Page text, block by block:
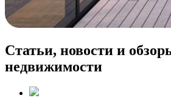
Статьи, новости и
недвижимости